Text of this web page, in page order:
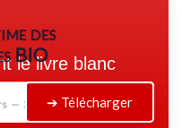
des
BIO
— 2026
le livre blanc
➔ Télécharger